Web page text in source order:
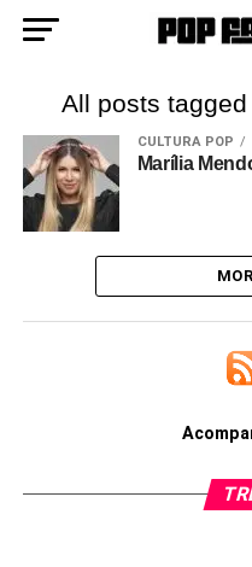
All posts
CULTURA POP
Marília